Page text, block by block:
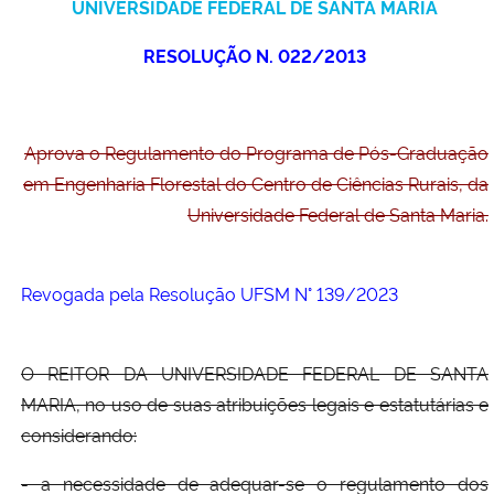
Ministério da Cidadania
Ministério da Ciência, Tecnologia, Inovações e Comunicações
Ministério do Turismo
Ministério do Desenvolvimento Regional
Controladoria-Geral da União
Ministério da Mulher, da Família e dos Direitos Humanos
UNIVERSIDADE FEDERAL DE SANTA MARIA
RESOLUÇÃO N. 022/2013
Aprova o Regulamento do Programa de Pós-Graduação
em Engenharia Florestal do Centro de Ciências Rurais, da
Universidade Federal de Santa Maria.
Revogada pela Resolução UFSM N° 139/2023
O REITOR DA UNIVERSIDADE FEDERAL DE SANTA
MARIA, no uso de suas atribuições legais e estatutárias e
considerando:
- a necessidade de adequar-se o regulamento dos